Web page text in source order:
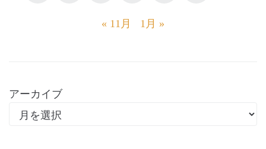
« 11月 1月 »
アーカイブ